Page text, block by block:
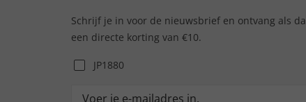
Schrijf je in voor de nieuwsbrief en ontvang als
een directe korting van €10.
JP1880